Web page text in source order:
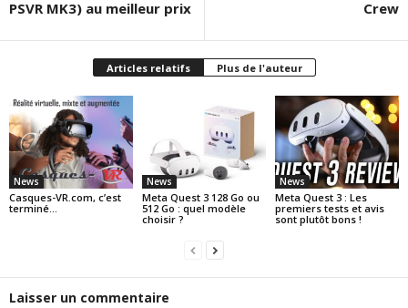
PSVR MK3) au meilleur prix
Crew
Articles relatifs Plus de l'auteur
News
Casques-VR.com, c’est
terminé…
News
Meta Quest 3 128 Go ou
512 Go : quel modèle
choisir ?
News
Meta Quest 3 : Les
premiers tests et avis
sont plutôt bons !
Laisser un commentaire